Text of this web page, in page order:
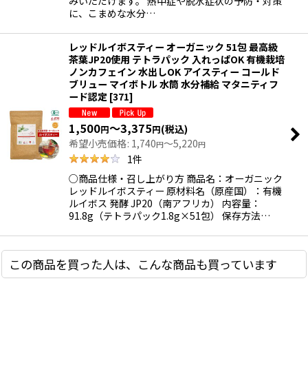
に、こまめな水分…
レッドルイボスティー オーガニック 51包 最高級
茶葉JP20使用 テトラパック 入れっぱOK 有機栽培
ノンカフェイン 水出しOK アイスティー コールド
ブリュー マイボトル 水筒 水分補給 マタニティフ
ード認定 [371]
1,500円～3,375円(税込)
希望小売価格: 1,740円～5,220円
1件
○商品仕様・召し上がり方 商品名：オーガニック
レッドルイボスティー 原材料名（原産国）：有機
ルイボス 発酵 JP20（南アフリカ） 内容量：
91.8g（テトラパック1.8g×51包） 保存方法…
この商品を買った人は、こんな商品も買っています